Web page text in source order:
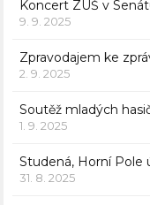
Koncert ZUŠ v
9. 9. 2025
Zpravodajem ke
2. 9. 2025
Soutěž mladých
1. 9. 2025
Studená, Horní Pole
31. 8. 2025